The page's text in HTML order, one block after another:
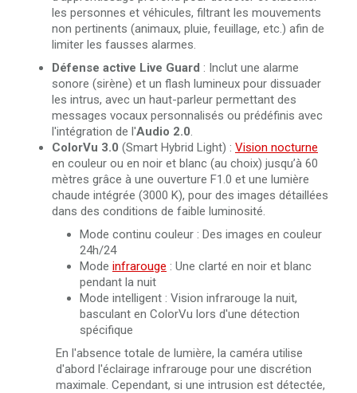
les personnes et véhicules, filtrant les mouvements
non pertinents (animaux, pluie, feuillage, etc.) afin de
limiter les fausses alarmes.
Défense active Live Guard : Inclut une alarme
sonore (sirène) et un flash lumineux pour dissuader
les intrus, avec un haut-parleur permettant des
messages vocaux personnalisés ou prédéfinis avec
l'intégration de l'Audio 2.0.
ColorVu 3.0 (Smart Hybrid Light) : Vision nocturne
en couleur ou en noir et blanc (au choix) jusqu’à 60
mètres grâce à une ouverture F1.0 et une lumière
chaude intégrée (3000 K), pour des images détaillées
dans des conditions de faible luminosité.
Mode continu couleur : Des images en couleur
24h/24
Mode infrarouge : Une clarté en noir et blanc
pendant la nuit
Mode intelligent : Vision infrarouge la nuit,
basculant en ColorVu lors d'une détection
spécifique
En l'absence totale de lumière, la caméra utilise
d'abord l'éclairage infrarouge pour une discrétion
maximale. Cependant, si une intrusion est détectée,